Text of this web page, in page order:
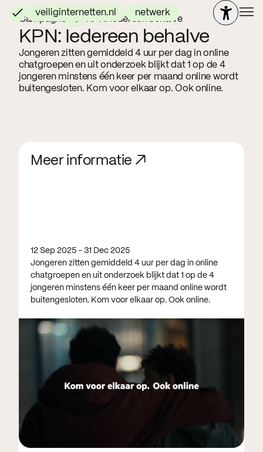
veiliginternetten.nl netwerk
Campagne KPN: Iedereen behalve
KPN: Iedereen behalve
Jongeren zitten gemiddeld 4 uur per dag in online
chatgroepen en uit onderzoek blijkt dat 1 op de 4
jongeren minstens één keer per maand online wordt
buitengesloten. Kom voor elkaar op. Ook online.
Meer informatie ↗
12 Sep 2025 - 31 Dec 2025
Jongeren zitten gemiddeld 4 uur per dag in online
chatgroepen en uit onderzoek blijkt dat 1 op de 4
jongeren minstens één keer per maand online wordt
buitengesloten. Kom voor elkaar op. Ook online.